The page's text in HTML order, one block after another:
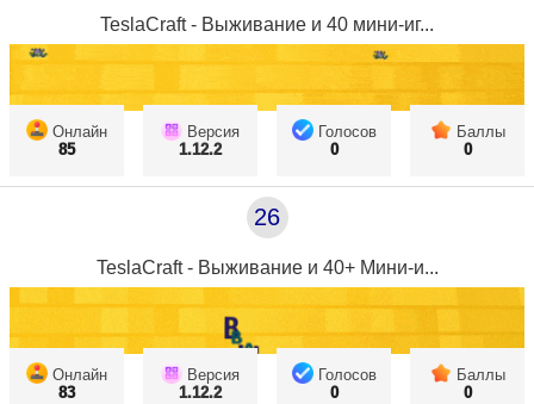
TeslaCraft - Выживание и 40 мини-иг...
Онлайн
85
Версия
1.12.2
Голосов
0
Баллы
0
26
TeslaCraft - Выживание и 40+ Мини-и...
Онлайн
83
Версия
1.12.2
Голосов
0
Баллы
0